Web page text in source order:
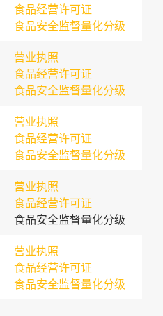
食品经营许可证
食品安全监督量化分级
营业执照
食品经营许可证
食品安全监督量化分级
营业执照
食品经营许可证
食品安全监督量化分级
营业执照
食品经营许可证
食品安全监督量化分级
营业执照
食品经营许可证
食品安全监督量化分级